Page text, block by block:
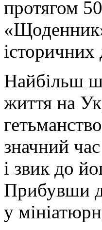
протягом
історичних
Найбільш
життя на
значний
і звик до
Прибувши
у